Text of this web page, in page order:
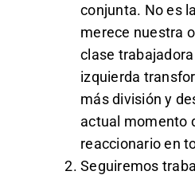
conjunta. No es
merece nuestra
clase
izquierda
más división y
actual momento
reaccionario en
Seguiremos